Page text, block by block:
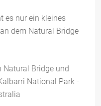
es nur ein kleines
dem Natural Bridge